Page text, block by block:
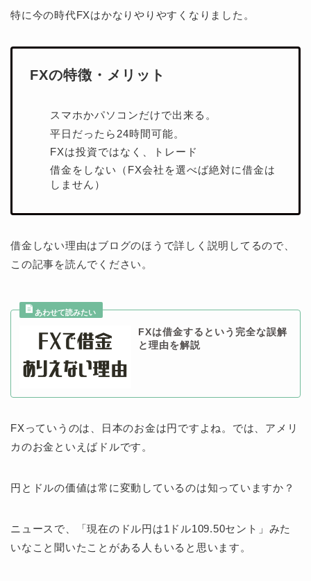
特に今の時代FXはかなりやりやすくなりました。
FXの特徴・メリット
スマホかパソコンだけで出来る。
平日だったら24時間可能。
FXは投資ではなく、トレード
借金をしない（FX会社を選べば絶対に借金は
しません）
借金しない理由はブログのほうで詳しく説明してるので、
この記事を読んでください。
FXは借金するという完全な誤解
と理由を解説
FXっていうのは、日本のお金は円ですよね。では、アメリ
カのお金といえばドルです。
円とドルの価値は常に変動しているのは知っていますか？
ニュースで、「現在のドル円は1ドル109.50セント」みた
いなこと聞いたことがある人もいると思います。